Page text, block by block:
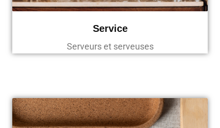
Service
Serveurs et serveuses